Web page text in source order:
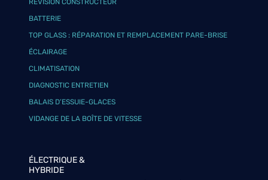
RÉVISION CONSTRUCTEUR
BATTERIE
TOP GLASS : RÉPARATION ET REMPLACEMENT PARE-BRISE
ÉCLAIRAGE
CLIMATISATION
DIAGNOSTIC ENTRETIEN
BALAIS D’ESSUIE-GLACES
VIDANGE DE LA BOÎTE DE VITESSE
ÉLECTRIQUE &
HYBRIDE